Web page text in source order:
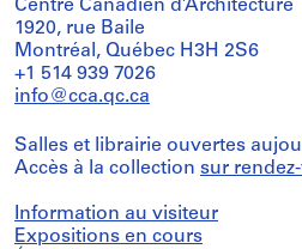
Centre Canadien d’Architecture
1920, rue Baile
Montréal, Québec H3H 2S6
+1 514 939 7026
info@cca.qc.ca
Salles et librairie ouvertes
Accès à la collection sur
Information au visiteur
Expositions en cours